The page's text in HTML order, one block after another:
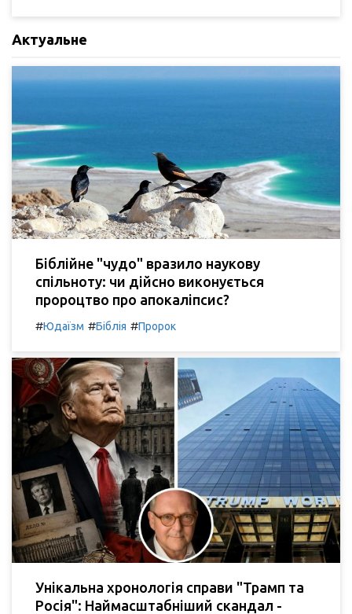
Актуальне
Біблійне "чудо" вразило наукову
спільноту: чи дійсно виконується
пророцтво про апокаліпсис?
#Юдаїзм #Біблія #Пророк
Унікальна хронологія справи "Трамп та
Росія": Наймасштабніший скандал -